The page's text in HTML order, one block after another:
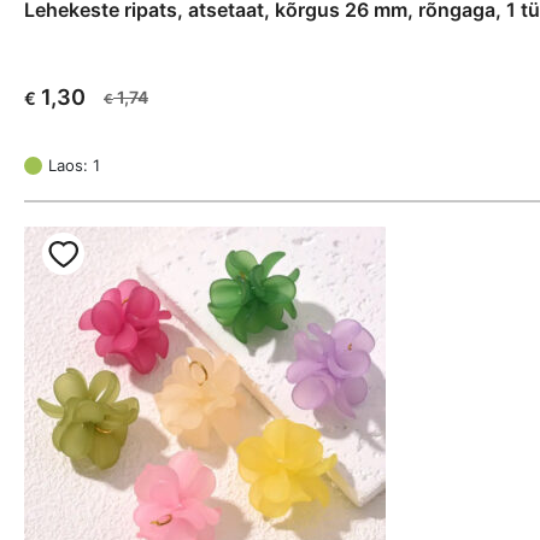
Lehekeste ripats, atsetaat, kõrgus 26 mm, rõngaga, 1
€1,74
Algne
oli:
€ 1,74.
€ 1,30
Current
is:
€ 1,30.
Laos: 1